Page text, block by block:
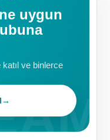
uygun
ve binlerce
→